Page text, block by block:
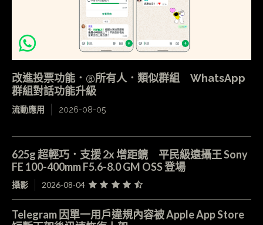
改進投票功能．@所有人．類似群組 WhatsApp
群組對話功能升級
流動應用 2026-08-05
625g 超輕巧．支援 2x 增距鏡 平民級遠攝王 Sony
FE 100-400mm F5.6-8.0 GM OSS 登場
攝影 2026-08-04
Telegram 因單一用戶違規內容被 Apple App Store